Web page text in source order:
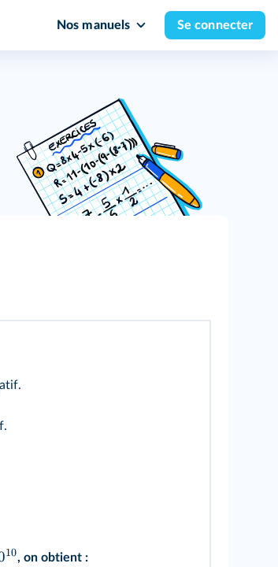
Nos manuels Se connecter
10, on obtient :